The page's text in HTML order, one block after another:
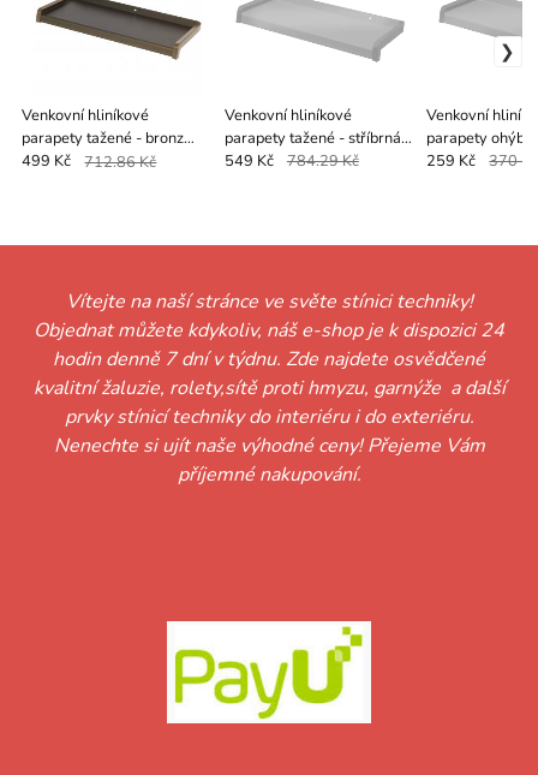
Venkovní hliníkové
parapety tažené - bronz
elox
499 Kč 712.86 Kč
Venkovní hliníkové
parapety tažené - stříbrná
RAL 9006
549 Kč 784.29 Kč
Venkovní
parapety
RAL 9006
259 Kč 370 Kč
Vítejte na naší stránce ve světe stínici techniky!
Objednat můžete kdykoliv, náš e-shop je k dispozici 24
hodin denně 7 dní v týdnu. Zde najdete osvědčené
kvalitní žaluzie, rolety,sítě proti hmyzu, garnýže a další
prvky stínicí techniky do interiéru i do exteriéru.
Nenechte si ujít naše výhodné ceny! Přejeme Vám
příjemné nakupování.